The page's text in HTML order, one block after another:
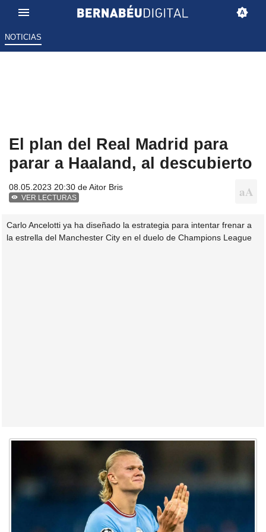
NOTICIAS
El plan del Real Madrid para
parar a Haaland, al descubierto
08.05.2023 20:30 deAitor Bris
VER LECTURAS
Carlo Ancelotti ya ha diseñado la estrategia para intentar frenar a
la estrella del Manchester City en el duelo de Champions League